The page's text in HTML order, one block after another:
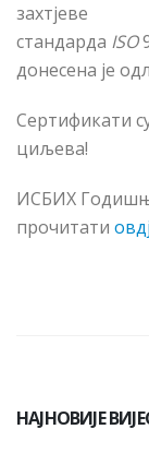
захтјеве
стандарда ISO
донесена је
Сертификати
циљева!
ИСБИХ
прочитати
НАЈНОВИЈЕ